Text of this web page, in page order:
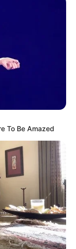
Gern
Hierzu
entsprechende
bzw. die
auch per E-
To Be Amazed